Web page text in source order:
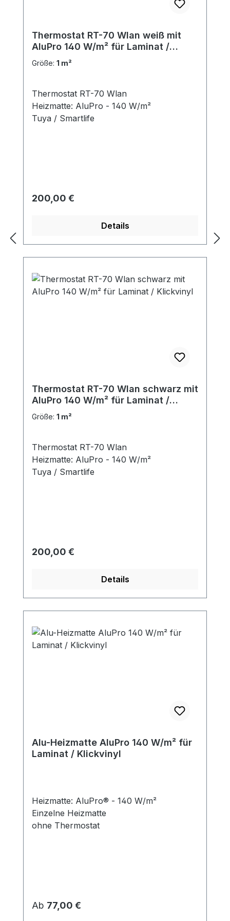
Thermostat RT-70 Wlan weiß mit
AluPro 140 W/m² für Laminat /
Klickvinyl
Größe: 1 m²
Thermostat RT-70 Wlan
Heizmatte: AluPro - 140 W/m²
Tuya / Smartlife
Regulärer Preis:
200,00 €
Details
Thermostat RT-70 Wlan schwarz mit
AluPro 140 W/m² für Laminat /
Klickvinyl
Größe: 1 m²
Thermostat RT-70 Wlan
Heizmatte: AluPro - 140 W/m²
Tuya / Smartlife
Regulärer Preis:
200,00 €
Details
Alu-Heizmatte AluPro 140 W/m² für
Laminat / Klickvinyl
Heizmatte: AluPro® - 140 W/m²
Einzelne Heizmatte
ohne Thermostat
Regulärer Preis:
Ab 77,00 €